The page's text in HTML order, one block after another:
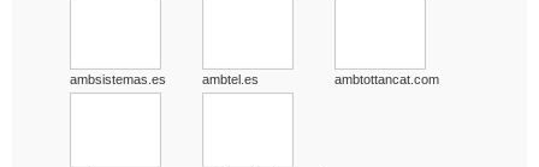
ambsistemas.es ambtel.es ambtottancat.com